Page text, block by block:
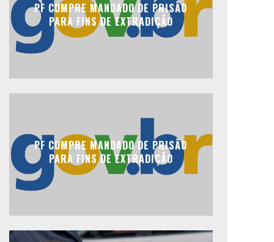
PF CUMPRE MANDADO DE PRISÃO
PARA FINS DE EXTRADIÇÃO
PF CUMPRE MANDADO DE PRISÃO
PARA FINS DE EXTRADIÇÃO